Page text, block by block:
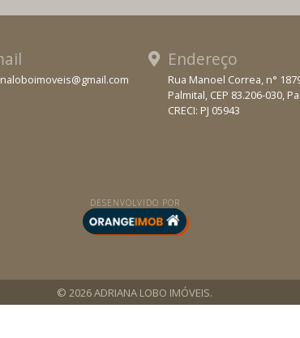
Endereço
Rua Manoel Correa, n°
Palmital, CEP 83.206-030,
CRECI: PJ 05943
DESENVOLVIDO POR
© 2026 ADRIANA LOBO IMÓVEIS.